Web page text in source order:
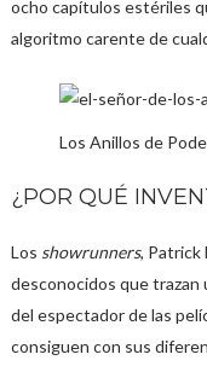
ocho capítulos estériles
algoritmo carente de
Los Anillos de
¿POR QUÉ
Los showrunners, Patrick
desconocidos que trazan
del espectador de las
consiguen con sus